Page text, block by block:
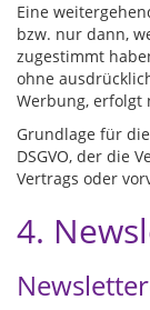
Eine
bzw. nur dann,
zugestimmt
ohne
Werbung, erfolgt
Grundlage für
DSGVO, der die
Vertrags oder
4.